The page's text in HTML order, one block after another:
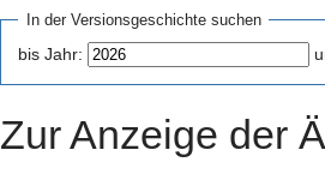
In der Versionsgeschichte suchen
bis Jahr:
Zur Anzeige der